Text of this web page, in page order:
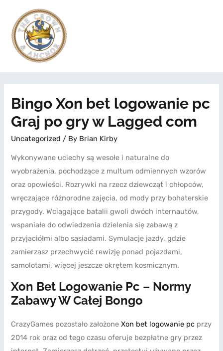
Bingo Xon bet logowanie pc
Graj po gry w Lagged com
Uncategorized / By Brian Kirby
Wykonywane uciechy są wesołe i naturalne do
wyobrażenia, pochodzące z multum odmiennych wzorów
oraz opowieści. Rozrywki na rzecz dziewcząt i chłopców,
wręczające różnorodne zajęcia, od mody przy bohaterskie
przygody. Wciągające batalii gwoli dwóch internautów,
wspaniałe do odwiedzenia dzielenia się zabawą z
przyjaciółmi albo sąsiadami.Symulacje jazdy, gdzie
zamierzasz przechwycić rewizję ponad pojazdami,
samolotami, więcej jeszcze okrętem kosmicznym.
Xon Bet Logowanie Pc – Normy
Zabawy W Całej Bongo
CrazyGames pozostało założoneXon bet logowanie pc przy
2014 rok oraz od tego czasu oferuje bezpłatne gry przez